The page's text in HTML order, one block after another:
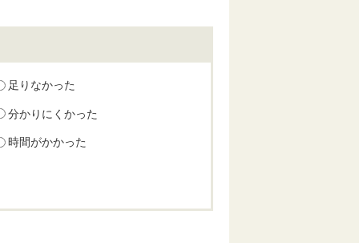
足りなかった
分かりにくかった
時間がかかった